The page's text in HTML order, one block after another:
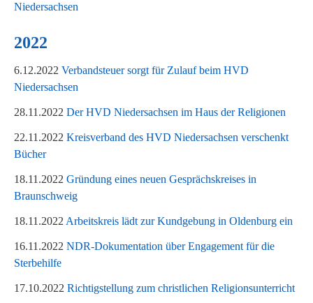
Niedersachsen
2022
6.12.2022 Verbandsteuer sorgt für Zulauf beim HVD
Niedersachsen
28.11.2022 Der HVD Niedersachsen im Haus der Religionen
22.11.2022 Kreisverband des HVD Niedersachsen verschenkt
Bücher
18.11.2022 Gründung eines neuen Gesprächskreises in
Braunschweig
18.11.2022 Arbeitskreis lädt zur Kundgebung in Oldenburg ein
16.11.2022 NDR-Dokumentation über Engagement für die
Sterbehilfe
17.10.2022 Richtigstellung zum christlichen Religionsunterricht